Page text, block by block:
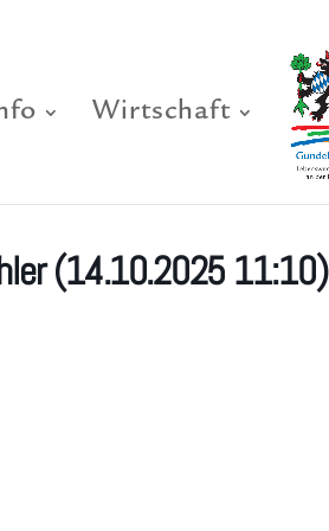
Wirtschaft
(14.10.2025 11:10)